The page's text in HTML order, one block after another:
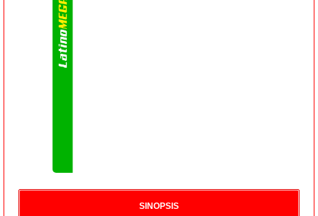
SINOPSIS